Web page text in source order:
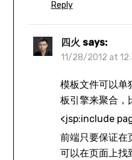
Reply
四火 says:
11/28/2012 at
模板文件可以单
板引擎来聚合，
<jsp:include
前端只要保证在
可以在页面上找